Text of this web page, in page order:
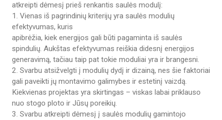
atkreipti dėmesį prieš renkantis saulės modulį:
1. Vienas iš pagrindinių kriterijų yra saulės modulių
efektyvumas, kuris
apibrėžia, kiek energijos gali būti pagaminta iš saulės
spindulių. Aukštas efektyvumas reiškia didesnį energijos
generavimą, tačiau taip pat tokie moduliai yra ir brangesni.
2. Svarbu atsižvelgti į modulių dydį ir dizainą, nes šie faktoriai
gali paveikti jų montavimo galimybes ir estetinį vaizdą.
Kiekvienas projektas yra skirtingas – viskas labai priklauso
nuo stogo ploto ir Jūsų poreikių.
3. Svarbu atkreipti dėmesį į saulės modulių gamintojo